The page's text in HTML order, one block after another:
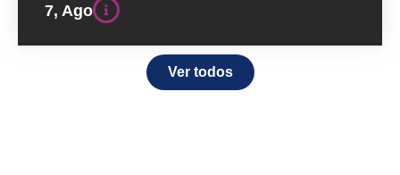
7, Ago
Ver todos